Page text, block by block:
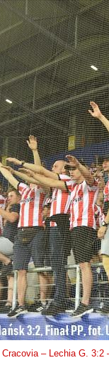
Cracovia – Lechia G.